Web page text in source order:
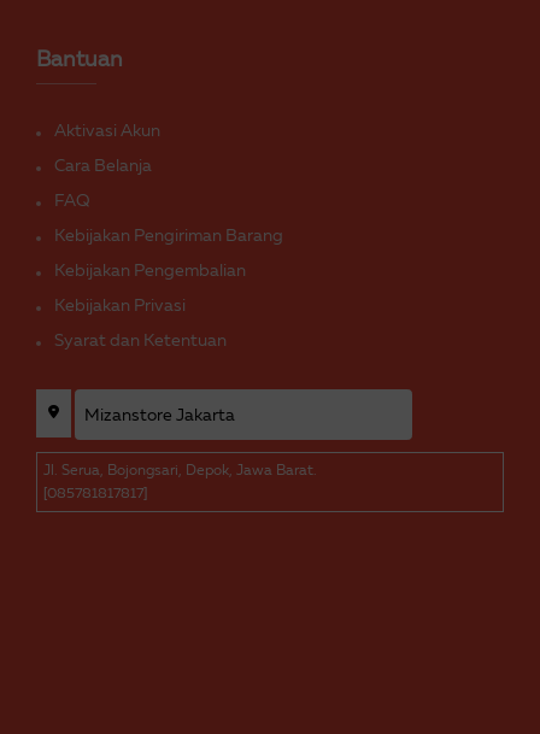
Bantuan
Aktivasi Akun
Cara Belanja
FAQ
Kebijakan Pengiriman Barang
Kebijakan Pengembalian
Kebijakan Privasi
Syarat dan Ketentuan
Jl. Serua, Bojongsari, Depok, Jawa Barat.
[085781817817]